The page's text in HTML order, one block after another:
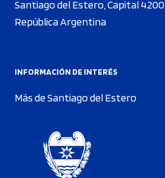
Santiago del Estero, Capital 4200
República Argentina
INFORMACIÓN DE INTERÉS
Más de Santiago del Estero